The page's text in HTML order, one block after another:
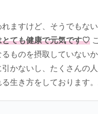
ますけど、そうでもな
とても健康で元気です♡
ものを摂取していない
かないし、たくさんの
生き方をしております。